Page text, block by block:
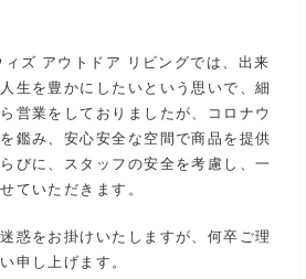
ズ アウトドア リビングでは、出来
生を豊かにしたいという思いで、細
営業をしておりましたが、コロナウ
鑑み、安心安全な空間で商品を提供
びに、スタッフの安全を考慮し、一
ていただきます。
惑をお掛けいたしますが、何卒ご理
申し上げます。